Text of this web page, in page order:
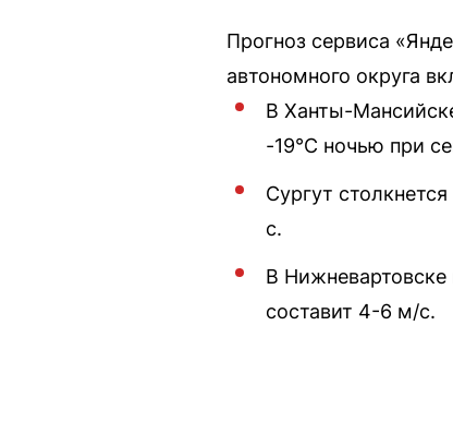
Прогноз сервиса
автономного округа
В Ханты-
-19°C ночью при
Сургут
с.
В Нижневартовске
составит 4-6 м/с.